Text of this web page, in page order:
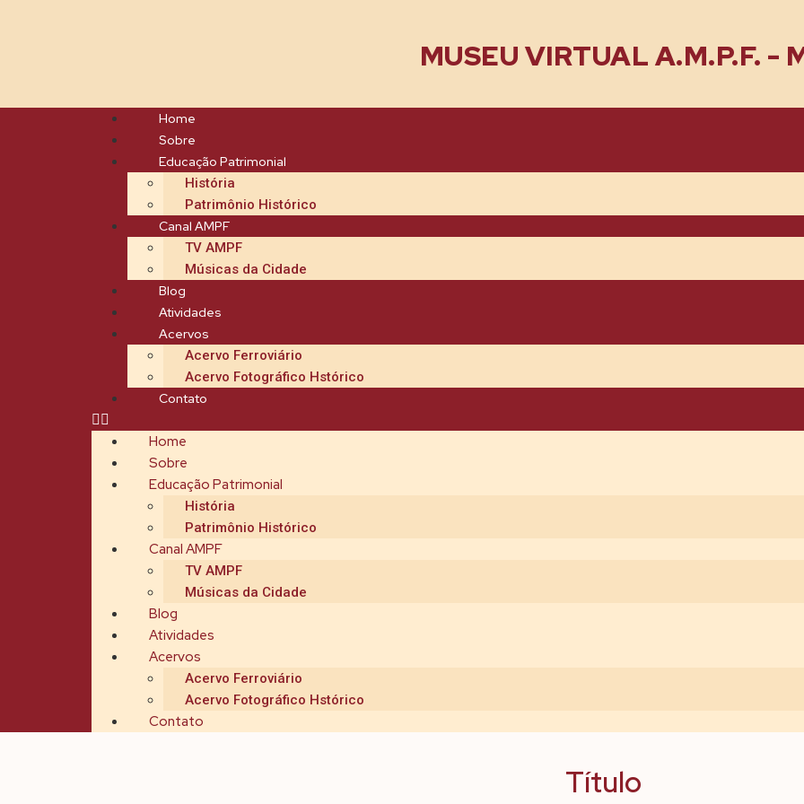
MUSEU VIRTUAL A.M.P.F. -
Home
Sobre
Educação Patrimonial
História
Patrimônio Histórico
Canal AMPF
TV AMPF
Músicas da Cidade
Blog
Atividades
Acervos
Acervo Ferroviário
Acervo Fotográfico Hstórico
Contato
Home
Sobre
Educação Patrimonial
História
Patrimônio Histórico
Canal AMPF
TV AMPF
Músicas da Cidade
Blog
Atividades
Acervos
Acervo Ferroviário
Acervo Fotográfico Hstórico
Contato
Título